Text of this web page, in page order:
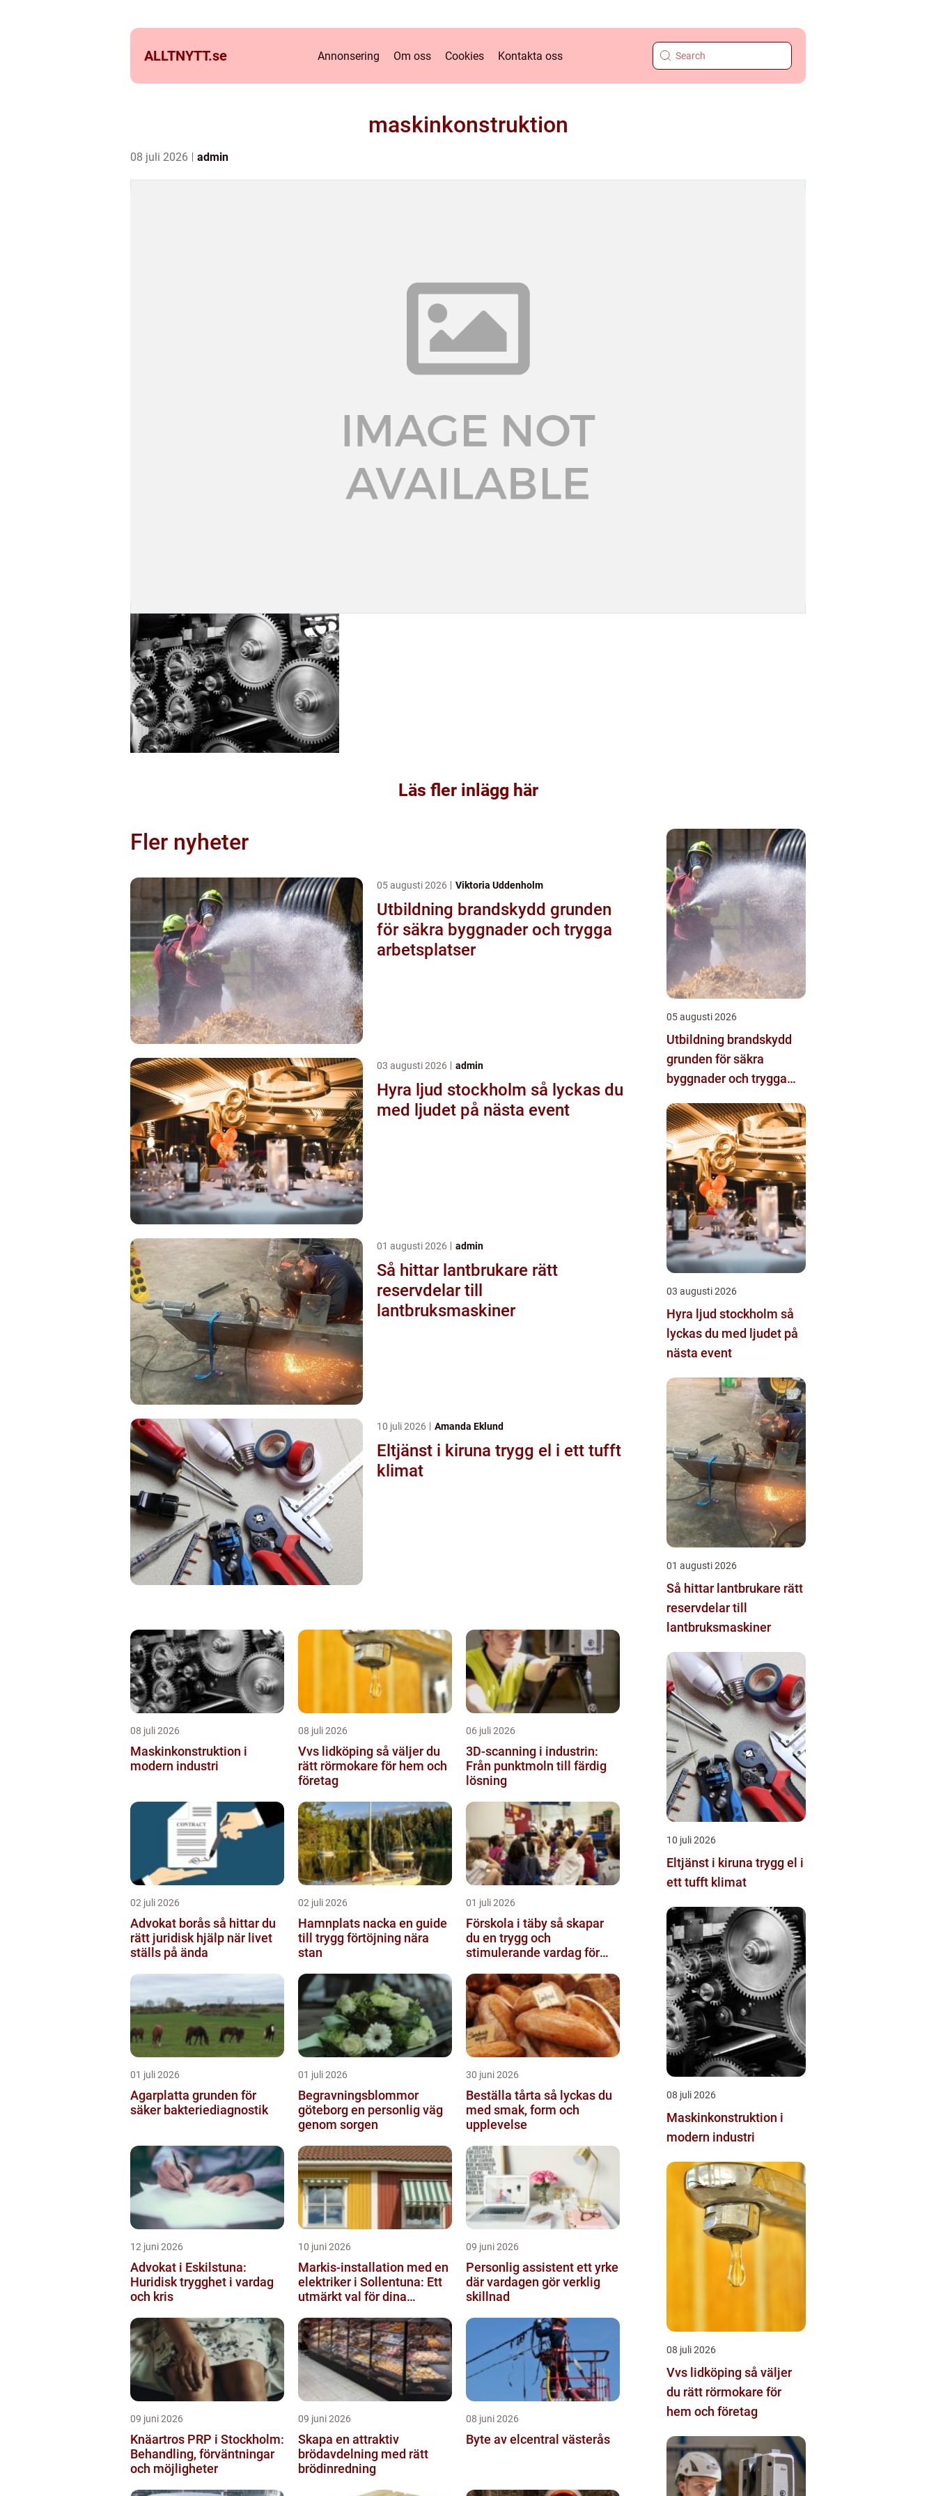
ALLTNYTT.se Annonsering Om oss Cookies Kontakta oss
maskinkonstruktion
08 juli 2026 admin
Läs fler inlägg här
Fler nyheter
05 augusti 2026 Viktoria Uddenholm
Utbildning brandskydd grunden
för säkra byggnader och trygga
arbetsplatser
03 augusti 2026 admin
Hyra ljud stockholm så lyckas du
med ljudet på nästa event
01 augusti 2026 admin
Så hittar lantbrukare rätt
reservdelar till
lantbruksmaskiner
10 juli 2026 Amanda Eklund
Eltjänst i kiruna trygg el i ett tufft
klimat
08 juli 2026
Maskinkonstruktion i
modern industri
08 juli 2026
Vvs lidköping så väljer du
rätt rörmokare för hem och
företag
06 juli 2026
3D-scanning i industrin:
Från punktmoln till färdig
lösning
02 juli 2026
Advokat borås så hittar du
rätt juridisk hjälp när livet
ställs på ända
02 juli 2026
Hamnplats nacka en guide
till trygg förtöjning nära
stan
01 juli 2026
Förskola i täby så skapar
du en trygg och
stimulerande vardag för
01 juli 2026
Agarplatta grunden för
säker bakteriediagnostik
01 juli 2026
Begravningsblommor
göteborg en personlig väg
genom sorgen
30 juni 2026
Beställa tårta så lyckas du
med smak, form och
upplevelse
12 juni 2026
Advokat i Eskilstuna:
Huridisk trygghet i vardag
och kris
10 juni 2026
Markis-installation med en
elektriker i Sollentuna: Ett
utmärkt val för dina
09 juni 2026
Personlig assistent ett yrke
där vardagen gör verklig
skillnad
09 juni 2026
Knäartros PRP i Stockholm:
Behandling, förväntningar
och möjligheter
09 juni 2026
Skapa en attraktiv
brödavdelning med rätt
brödinredning
08 juni 2026
Byte av elcentral västerås
05 augusti 2026
Utbildning brandskydd
grunden för säkra
byggnader och trygga
03 augusti 2026
Hyra ljud stockholm så
lyckas du med ljudet på
nästa event
01 augusti 2026
Så hittar lantbrukare rätt
reservdelar till
lantbruksmaskiner
10 juli 2026
Eltjänst i kiruna trygg el i
ett tufft klimat
08 juli 2026
Maskinkonstruktion i
modern industri
08 juli 2026
Vvs lidköping så väljer
du rätt rörmokare för
hem och företag